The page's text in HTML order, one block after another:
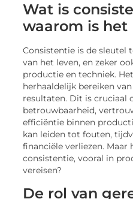
Wat is
waarom is
Consistentie is de sleutel
van het leven, en zeker
productie en techniek.
herhaaldelijk bereiken
resultaten. Dit is cruciaal
betrouwbaarheid,
efficiëntie binnen
kan leiden tot fouten,
financiële verliezen. Maar
consistentie, vooral in
vereisen?
De rol van